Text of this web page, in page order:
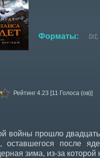
Форматы:
Рейтинг 4.23 [11 Голоса (ов)]
войны прошло
оставшегося после
зима, из-за